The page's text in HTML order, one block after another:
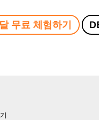
무료 체험하기